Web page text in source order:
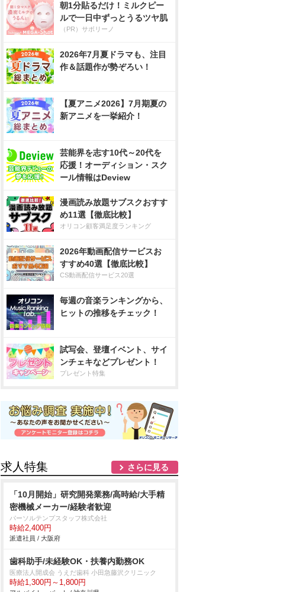
朝1分貼るだけ！ミルクピー
ルで一日中ずっとうるツヤ肌
（PR）サボリーノ
2026年7月夏ドラマも、注目
作＆話題作が勢ぞろい！
【夏アニメ2026】7月期夏の
新アニメを一挙紹介！
芸能界を志す10代～20代を
応援！オーディション・スク
ール情報はDeview
漫画読み放題サブスクおすす
め11選【徹底比較】
オリコン顧客満足度ランキング
2026年動画配信サービスお
すすめ40選【徹底比較】
CS動画配信サービス20選
毎週の音楽ランキングから、
ヒットの推移をチェック！
試写会、登壇イベント、サイ
ンチェキなどプレゼント！
プレゼント特集
求人特集 さらに見る
「10月開始」研究開発業務/高時給/大手精
密機械メーカー/経験者歓迎
パーソルテンプスタッフ株式会社
時給2,400円
派遣社員 / 大阪府
歯科助手/未経験OK・扶養内勤務OK
医療法人開成会 うえだ歯科 小田急藤沢クリニック
時給1,300円～1,800円